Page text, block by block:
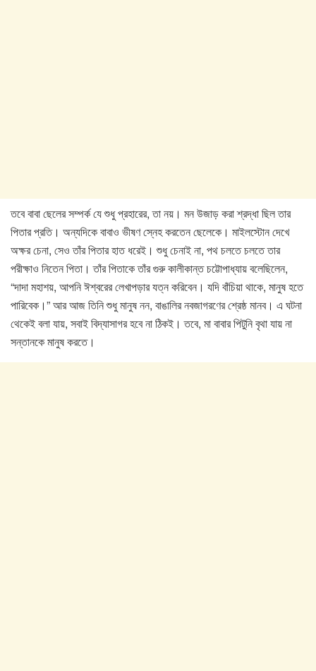
তবে বাবা ছেলের সম্পর্ক যে শুধু প্রহারের, তা নয়। মন উজাড় করা শ্রদ্ধা ছিল তার
পিতার প্রতি। অন্যদিকে বাবাও ভীষণ স্নেহ করতেন ছেলেকে। মাইলস্টোন দেখে
অক্ষর চেনা, সেও তাঁর পিতার হাত ধরেই। শুধু চেনাই না, পথ চলতে চলতে তার
পরীক্ষাও নিতেন পিতা। তাঁর পিতাকে তাঁর গুরু কালীকান্ত চট্টোপাধ্যায় বলেছিলেন,
“দাদা মহাশয়, আপনি ঈশ্বরের লেখাপড়ার যত্ন করিবেন। যদি বাঁচিয়া থাকে, মানুষ হতে
পারিবেক।” আর আজ তিনি শুধু মানুষ নন, বাঙালির নবজাগরণের শ্রেষ্ঠ মানব। এ ঘটনা
থেকেই বলা যায়, সবাই বিদ্যাসাগর হবে না ঠিকই। তবে, মা বাবার পিটুনি বৃথা যায় না
সন্তানকে মানুষ করতে।